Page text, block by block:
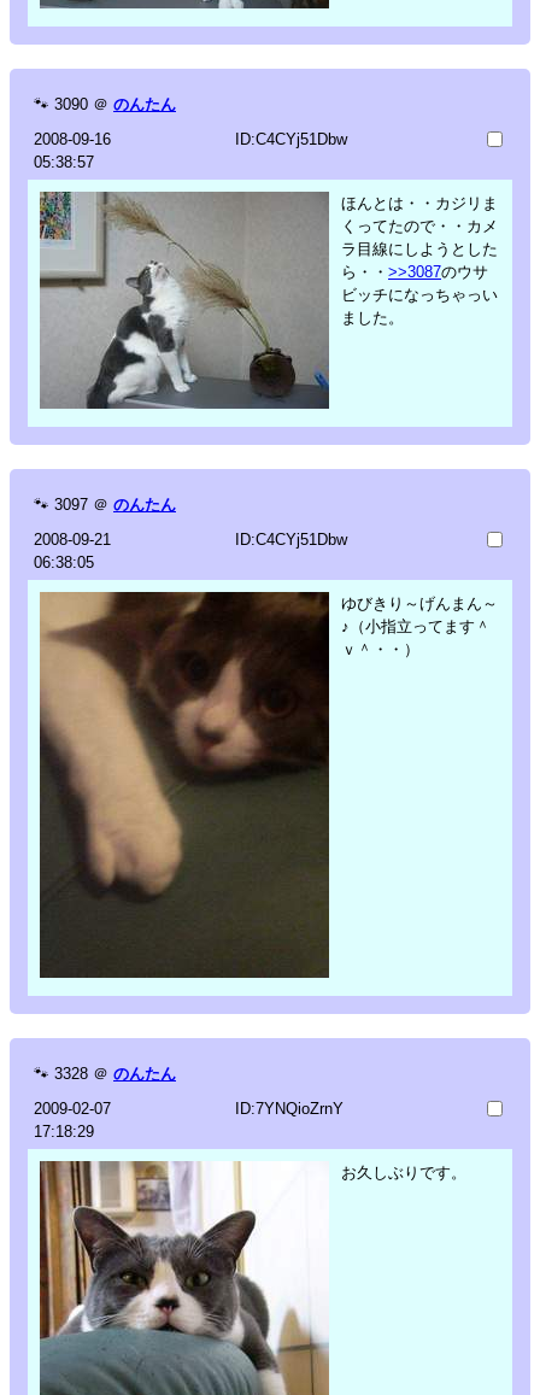
🐾 3090 ＠ のんたん
2008-09-16
05:38:57
ID:C4CYj51Dbw
ほんとは・・カジリま
くってたので・・カメ
ラ目線にしようとした
ら・・ >>3087のウサ
ビッチになっちゃっい
ました。
🐾 3097 ＠ のんたん
2008-09-21
06:38:05
ID:C4CYj51Dbw
ゆびきり～げんまん～
♪（小指立ってます＾
ｖ＾・・）
🐾 3328 ＠ のんたん
2009-02-07
17:18:29
ID:7YNQioZrnY
お久しぶりです。